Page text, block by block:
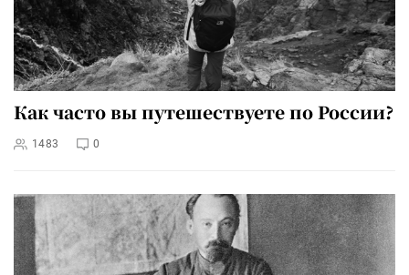
Как часто вы путешествуете по России?
1483 0